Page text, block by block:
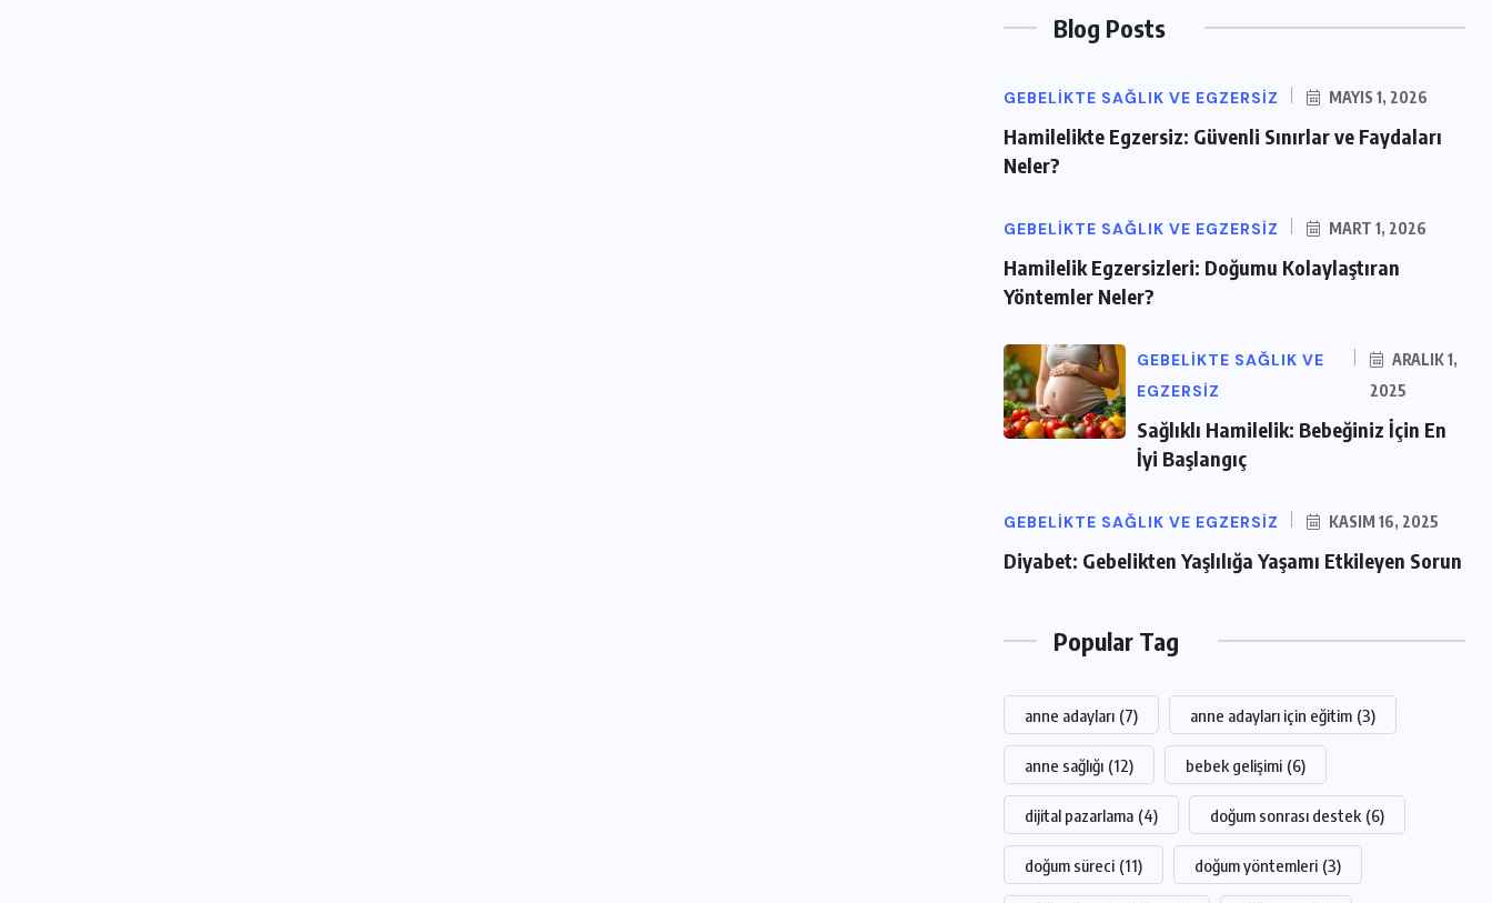
Blog Posts
GEBELIKTE SAĞLIK VE EGZERSIZ MAYIS 1, 2026
Hamilelikte Egzersiz: Güvenli Sınırlar ve Faydaları
Neler?
GEBELIKTE SAĞLIK VE EGZERSIZ MART 1, 2026
Hamilelik Egzersizleri: Doğumu Kolaylaştıran
Yöntemler Neler?
GEBELIKTE SAĞLIK VE
EGZERSIZ
ARALIK 1,
2025
Sağlıklı Hamilelik: Bebeğiniz İçin En
İyi Başlangıç
GEBELIKTE SAĞLIK VE EGZERSIZ KASIM 16, 2025
Diyabet: Gebelikten Yaşlılığa Yaşamı Etkileyen Sorun
Popular Tag
anne adayları (7) anne adayları için eğitim (3)
anne sağlığı (12) bebek gelişimi (6)
dijital pazarlama (4) doğum sonrası destek (6)
doğum süreci (11) doğum yöntemleri (3)